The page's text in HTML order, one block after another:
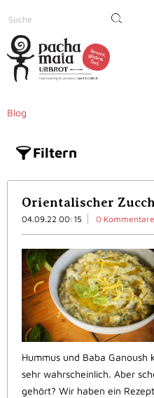
Blog
Filtern
Orientalischer
04.09.22 00:15 0 Kommentare
Hummus und Baba
sehr wahrscheinlich. Aber
gehört? Wir haben ein